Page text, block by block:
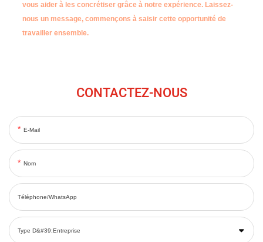
vous aider à les concrétiser grâce à notre expérience. Laissez-
nous un message, commençons à saisir cette opportunité de
travailler ensemble.
CONTACTEZ-NOUS
E-Mail
Nom
Téléphone/WhatsApp
Type D&#39;entreprise